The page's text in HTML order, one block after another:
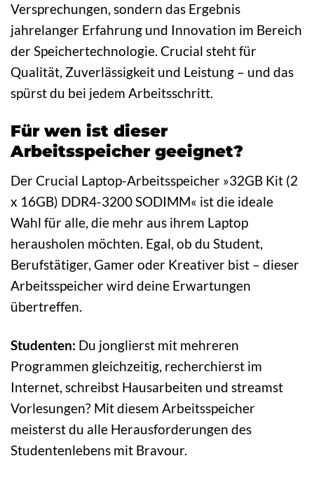
Versprechungen, sondern das Ergebnis
jahrelanger Erfahrung und Innovation im Bereich
der Speichertechnologie. Crucial steht für
Qualität, Zuverlässigkeit und Leistung – und das
spürst du bei jedem Arbeitsschritt.
Für wen ist dieser
Arbeitsspeicher geeignet?
Der Crucial Laptop-Arbeitsspeicher »32GB Kit (2
x 16GB) DDR4-3200 SODIMM« ist die ideale
Wahl für alle, die mehr aus ihrem Laptop
herausholen möchten. Egal, ob du Student,
Berufstätiger, Gamer oder Kreativer bist – dieser
Arbeitsspeicher wird deine Erwartungen
übertreffen.
Studenten: Du jonglierst mit mehreren
Programmen gleichzeitig, recherchierst im
Internet, schreibst Hausarbeiten und streamst
Vorlesungen? Mit diesem Arbeitsspeicher
meisterst du alle Herausforderungen des
Studentenlebens mit Bravour.